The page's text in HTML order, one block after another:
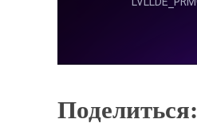
Поделиться: